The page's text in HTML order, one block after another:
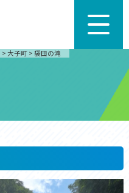
> 大子町 > 袋田の滝